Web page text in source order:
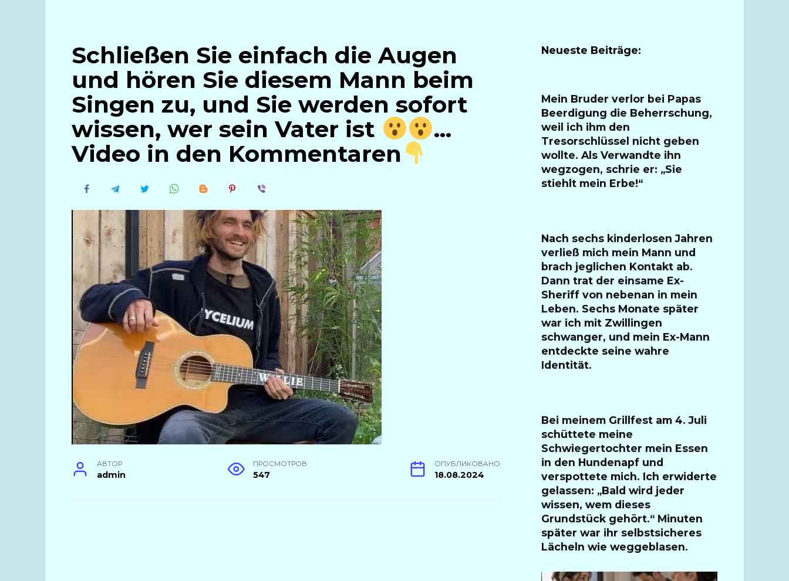
Schließen Sie einfach die Augen
und hören Sie diesem Mann beim
Singen zu, und Sie werden sofort
wissen, wer sein Vater ist
…
Video in den Kommentaren
АВТОР
admin
ПРОСМОТРОВ
547
ОПУБЛИКОВАНО
18.08.2024
Neueste Beiträge:
Mein Bruder verlor bei Papas
Beerdigung die Beherrschung,
weil ich ihm den
Tresorschlüssel nicht geben
wollte. Als Verwandte ihn
wegzogen, schrie er: „Sie
stiehlt mein Erbe!“
Nach sechs kinderlosen Jahren
verließ mich mein Mann und
brach jeglichen Kontakt ab.
Dann trat der einsame Ex-
Sheriff von nebenan in mein
Leben. Sechs Monate später
war ich mit Zwillingen
schwanger, und mein Ex-Mann
entdeckte seine wahre
Identität.
Bei meinem Grillfest am 4. Juli
schüttete meine
Schwiegertochter mein Essen
in den Hundenapf und
verspottete mich. Ich erwiderte
gelassen: „Bald wird jeder
wissen, wem dieses
Grundstück gehört.“ Minuten
später war ihr selbstsicheres
Lächeln wie weggeblasen.